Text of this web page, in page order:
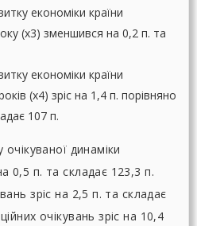
економіки країни
(х3) зменшився на 0,2 п. та
економіки країни
(х4) зріс на 1,4 п. порівняно
107 п.
очікуваної динаміки
0,5 п. та складає 123,3 п.
зріс на 2,5 п. та складає
очікувань зріс на 10,4